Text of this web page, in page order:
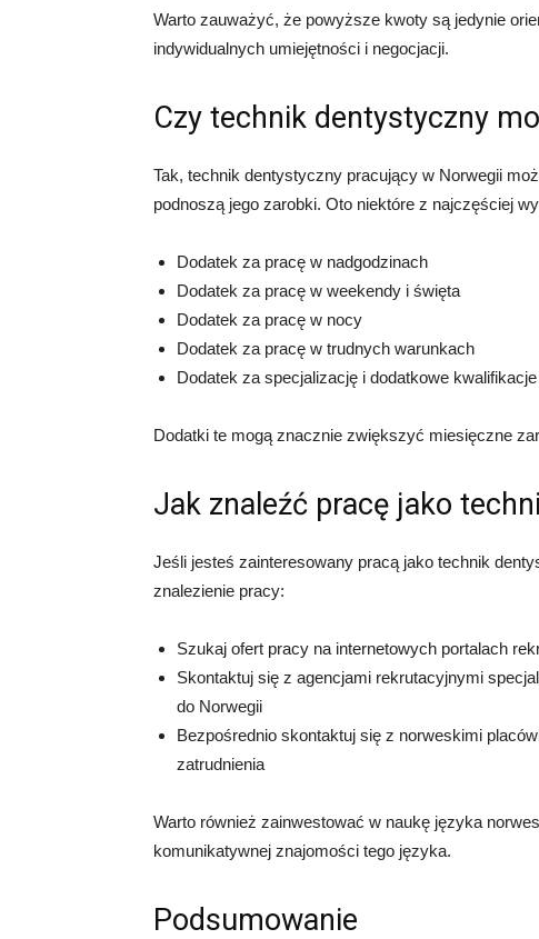
Warto zauważyć, że powyższe kwoty są jedynie
indywidualnych umiejętności i negocjacji.
Czy technik dentystyczny
Tak, technik dentystyczny pracujący w Norwegii
podnoszą jego zarobki. Oto niektóre z najczęściej
Dodatek za pracę w nadgodzinach
Dodatek za pracę w weekendy i święta
Dodatek za pracę w nocy
Dodatek za pracę w trudnych warunkach
Dodatek za specjalizację i dodatkowe kwalifikacje
Dodatki te mogą znacznie zwiększyć miesięczne
Jak znaleźć pracę jako
Jeśli jesteś zainteresowany pracą jako technik
znalezienie pracy:
Szukaj ofert pracy na internetowych portalach
Skontaktuj się z agencjami rekrutacyjnymi
do Norwegii
Bezpośrednio skontaktuj się z norweskimi
zatrudnienia
Warto również zainwestować w naukę języka
komunikatywnej znajomości tego języka.
Podsumowanie